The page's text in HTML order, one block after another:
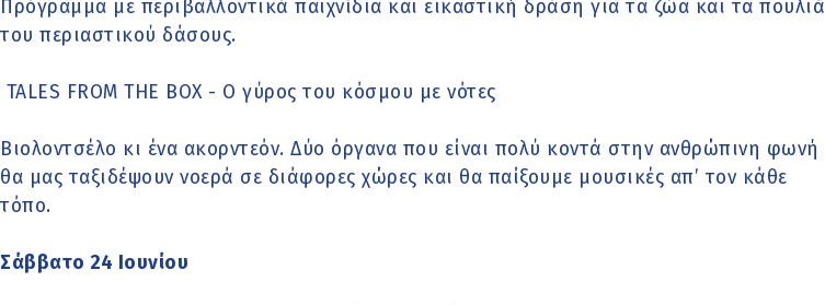
Πρόγραμμα με περιβαλλοντικά παιχνίδια και εικαστική δράση για τα ζώα και τα πουλιά
του περιαστικού δάσους.
TALES FROM THE BOX - Ο γύρος του κόσμου με νότες
Βιολοντσέλο κι ένα ακορντεόν. Δύο όργανα που είναι πολύ κοντά στην ανθρώπινη φωνή
θα μας ταξιδέψουν νοερά σε διάφορες χώρες και θα παίξουμε μουσικές απ’ τον κάθε
τόπο.
Σάββατο 24 Ιουνίου